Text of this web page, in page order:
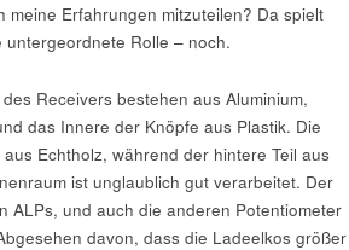
meine Erfahrungen mitzuteilen? Da spielt
Rolle – noch.
Receivers bestehen aus Aluminium,
das Innere der Knöpfe aus Plastik. Die
Echtholz, während der hintere Teil aus
ist unglaublich gut verarbeitet. Der
ALPs, und auch die anderen Potentiometer
davon, dass die Ladeelkos größer